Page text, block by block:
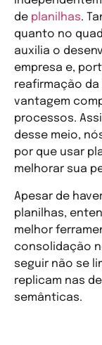
de planilhas.
quanto no
auxilia o
empresa e,
reafirmação
vantagem
processos.
desse meio,
por que usar
melhorar sua
Apesar de
planilhas,
melhor
consolidação
seguir não se
replicam nas
semânticas.